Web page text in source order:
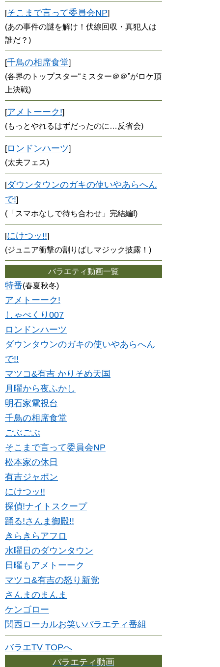
[そこまで言って委員会NP]
(あの事件の謎を解け！伏線回収・真犯人は
誰だ？)
[千鳥の相席食堂]
(各界のトップスター“ミスター＠＠”がロケ頂
上決戦)
[アメトーーク!]
(もっとやれるはずだったのに…反省会)
[ロンドンハーツ]
(太夫フェス)
[ダウンタウンのガキの使いやあらへん
で!]
(「スマホなしで待ち合わせ」完結編!)
[にけつッ!!]
(ジュニア衝撃の割りばしマジック披露！)
バラエティ動画一覧
特番(春夏秋冬)
アメトーーク!
しゃべくり007
ロンドンハーツ
ダウンタウンのガキの使いやあらへん
で!!
マツコ&有吉 かりそめ天国
月曜から夜ふかし
明石家電視台
千鳥の相席食堂
ごぶごぶ
そこまで言って委員会NP
松本家の休日
有吉ジャポン
にけつッ!!
探偵!ナイトスクープ
踊る!さんま御殿!!
きらきらアフロ
水曜日のダウンタウン
日曜もアメトーーク
マツコ&有吉の怒り新党
さんまのまんま
ケンゴロー
関西ローカルお笑いバラエティ番組
バラエTV TOPへ
バラエティ動画